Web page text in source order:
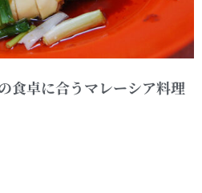
食卓に合うマレーシア料理